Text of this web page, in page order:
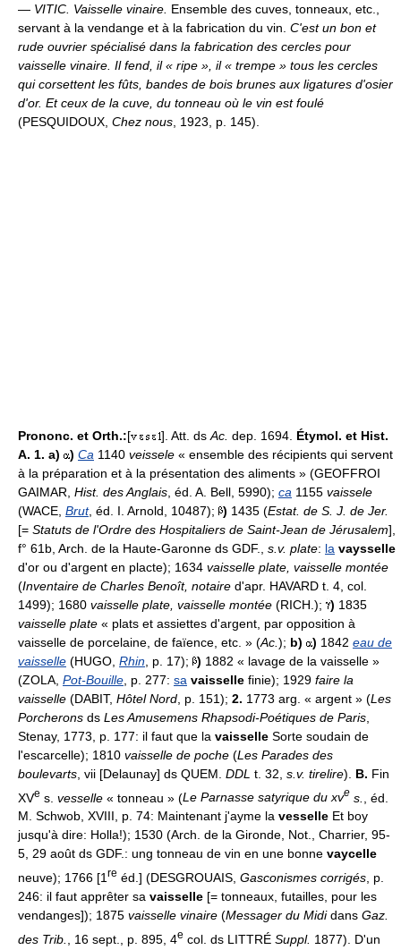
— VITIC. Vaisselle vinaire. Ensemble des cuves, tonneaux, etc.,
servant à la vendange et à la fabrication du vin. C'est un bon et
rude ouvrier spécialisé dans la fabrication des cercles pour
vaisselle vinaire. Il fend, il « ripe », il « trempe » tous les cercles
qui corsettent les fûts, bandes de bois brunes aux ligatures d'osier
d'or. Et ceux de la cuve, du tonneau où le vin est foulé
(PESQUIDOUX, Chez nous , 1923, p. 145).
Prononc. et Orth.:[ ]. Att. ds Ac. dep. 1694. Étymol. et Hist.
A. 1. a)
) Ca 1140 veissele « ensemble des récipients qui servent
à la préparation et à la présentation des aliments » (GEOFFROI
GAIMAR, Hist. des Anglais , éd. A. Bell, 5990); ca 1155 vaissele
(WACE, Brut, éd. I. Arnold, 10487); ) 1435 (Estat. de S. J. de Jer.
[= Statuts de l'Ordre des Hospitaliers de Saint-Jean de Jérusalem],
f° 61b, Arch. de la Haute-Garonne ds GDF., s.v. plate: la vaysselle
d'or ou d'argent en placte); 1634 vaisselle plate, vaisselle montée
(Inventaire de Charles Benoît, notaire d'apr. HAVARD t. 4, col.
1499); 1680 vaisselle plate, vaisselle montée (RICH.); ) 1835
vaisselle plate « plats et assiettes d'argent, par opposition à
vaisselle de porcelaine, de faïence, etc. » (Ac. ); b) ) 1842 eau de
vaisselle (HUGO, Rhin , p. 17); ) 1882 « lavage de la vaisselle »
(ZOLA, Pot-Bouille , p. 277: sa vaisselle finie); 1929 faire la
vaisselle (DABIT, Hôtel Nord , p. 151); 2. 1773 arg. « argent » (Les
Porcherons ds Les Amusemens Rhapsodi-Poétiques de Paris
Stenay, 1773, p. 177: il faut que la vaisselle Sorte soudain de
l'escarcelle); 1810 vaisselle de poche (Les Parades des
boulevarts , vii [Delaunay] ds QUEM. DDL t. 32, s.v. tirelire). B. Fin
XVe s. vesselle « tonneau » (Le Parnasse satyrique du xve s.
, éd.
M. Schwob, XVIII, p. 74: Maintenant j'ayme la vesselle Et boy
jusqu'à dire: Holla!); 1530 (Arch. de la Gironde, Not., Charrier, 95-
5, 29 août ds GDF.: ung tonneau de vin en une bonne vaycelle
neuve); 1766 [1 re éd.] (DESGROUAIS, Gasconismes corrigés , p.
246: il faut apprêter sa vaisselle [= tonneaux, futailles, pour les
vendanges]); 1875 vaisselle vinaire (Messager du Mididans Gaz.
des Trib.
, 16 sept., p. 895, 4e col. ds LITTRÉ Suppl. 1877). D'un